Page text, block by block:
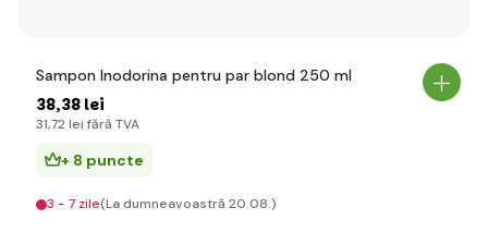
Sampon Inodorina pentru par blond 250 ml
38,38 lei
31,72 lei fără TVA
+ 8 puncte
3 - 7 zile(La dumneavoastră 20.08.)